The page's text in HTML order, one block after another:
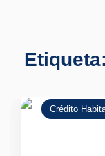
Etiqueta:
Crédito